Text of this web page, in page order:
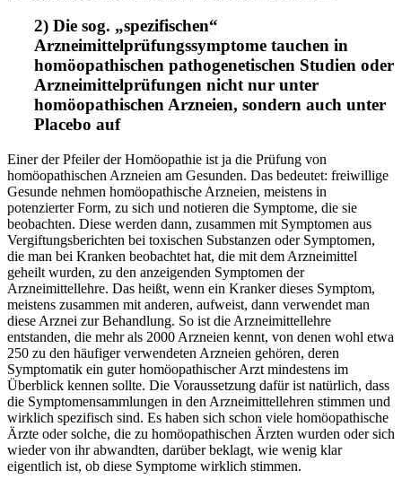
2) Die sog. „spezifischen“
Arzneimittelprüfungssymptome tauchen in
homöopathischen pathogenetischen Studien oder
Arzneimittelprüfungen nicht nur unter
homöopathischen Arzneien, sondern auch unter
Placebo auf
Einer der Pfeiler der Homöopathie ist ja die Prüfung von
homöopathischen Arzneien am Gesunden. Das bedeutet: freiwillige
Gesunde nehmen homöopathische Arzneien, meistens in
potenzierter Form, zu sich und notieren die Symptome, die sie
beobachten. Diese werden dann, zusammen mit Symptomen aus
Vergiftungsberichten bei toxischen Substanzen oder Symptomen,
die man bei Kranken beobachtet hat, die mit dem Arzneimittel
geheilt wurden, zu den anzeigenden Symptomen der
Arzneimittellehre. Das heißt, wenn ein Kranker dieses Symptom,
meistens zusammen mit anderen, aufweist, dann verwendet man
diese Arznei zur Behandlung. So ist die Arzneimittellehre
entstanden, die mehr als 2000 Arzneien kennt, von denen wohl etwa
250 zu den häufiger verwendeten Arzneien gehören, deren
Symptomatik ein guter homöopathischer Arzt mindestens im
Überblick kennen sollte. Die Voraussetzung dafür ist natürlich, dass
die Symptomensammlungen in den Arzneimittellehren stimmen und
wirklich spezifisch sind. Es haben sich schon viele homöopathische
Ärzte oder solche, die zu homöopathischen Ärzten wurden oder sich
wieder von ihr abwandten, darüber beklagt, wie wenig klar
eigentlich ist, ob diese Symptome wirklich stimmen.